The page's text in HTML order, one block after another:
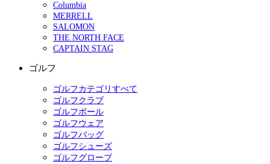
Columbia
MERRELL
SALOMON
THE NORTH FACE
CAPTAIN STAG
ゴルフ
ゴルフカテゴリすべて
ゴルフクラブ
ゴルフボール
ゴルフウェア
ゴルフバッグ
ゴルフシューズ
ゴルフグローブ